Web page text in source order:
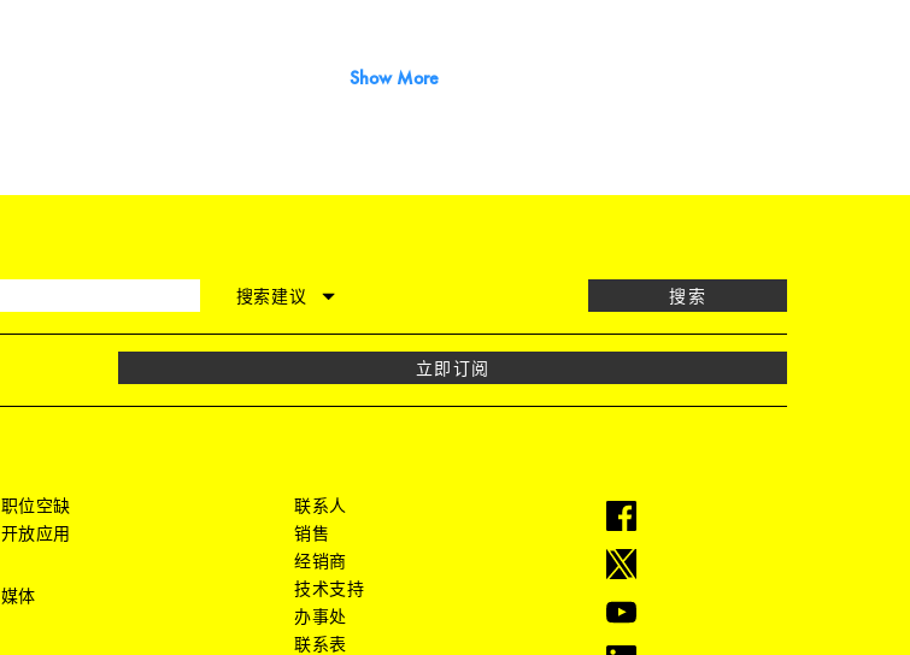
Show More
搜索建议 搜索
立即订阅
职位空缺
开放应用
媒体
联系人
销售
经销商
技术支持
办事处
联系表